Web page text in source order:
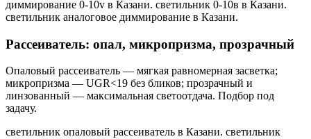
диммирование 0-10v в Казани. светильник 0-10в в Казани.
светильник аналоговое диммирование в Казани.
Рассеиватель: опал, микропризма, прозрачный
Опаловый рассеиватель — мягкая равномерная засветка;
микропризма — UGR<19 без бликов; прозрачный и
линзованный — максимальная светоотдача. Подбор под
задачу.
светильник опаловый рассеиватель в Казани. светильник